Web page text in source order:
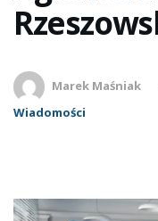
Marek Maśniak
Wiadomości